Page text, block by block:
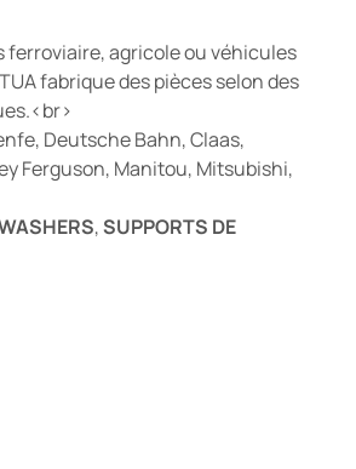
ferroviaire, agricole ou véhicules
fabrique des pièces selon des
Deutsche Bahn, Claas,
Ferguson, Manitou, Mitsubishi,
,SUPPORTS DE